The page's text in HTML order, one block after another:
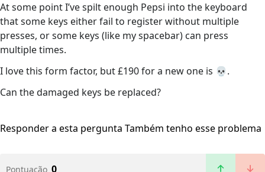
At some point I’ve spilt enough Pepsi into the keyboard
that some keys either fail to register without multiple
presses, or some keys (like my spacebar) can press
multiple times.
I love this form factor, but £190 for a new one is 💀.
Can the damaged keys be replaced?
Responder a esta pergunta Também tenho esse problema
Pontuação 0